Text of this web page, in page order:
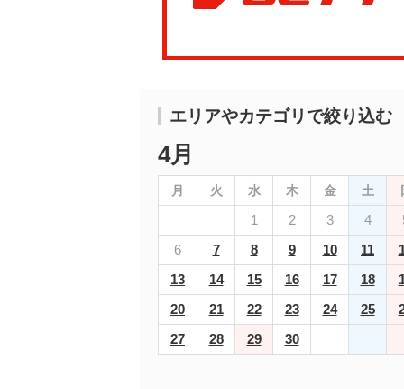
エリアやカテゴリで絞り込む
4月
月 火 水 木 金 土
1 2 3 4
6
7 8 9 10 11
13
14 15 16 17 18
20
21 22 23 24 25
27
28 29 30